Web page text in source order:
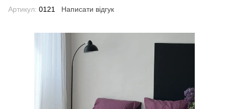
Артикул: 0121 Написати відгук